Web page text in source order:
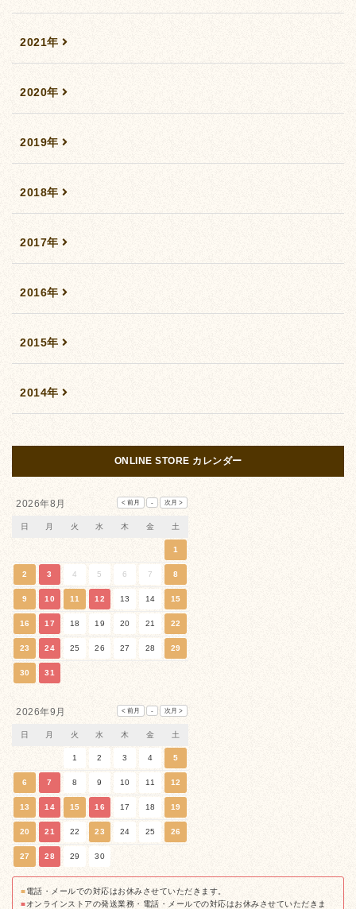
2021年
2020年
2019年
2018年
2017年
2016年
2015年
2014年
ONLINE STORE カレンダー
2026年8月
日 月 火 水 木 金 土
1
2 3 4 5 6 7 8
9 10 11 12 13 14 15
16 17 18 19 20 21 22
23 24 25 26 27 28 29
30 31
2026年9月
日 月 火 水 木 金 土
1 2 3 4 5
6 7 8 9 10 11 12
13 14 15 16 17 18 19
20 21 22 23 24 25 26
27 28 29 30
■電話・メールでの対応はお休みさせていただきます。
■オンラインストアの発送業務・電話・メールでの対応はお休みさせていただきま